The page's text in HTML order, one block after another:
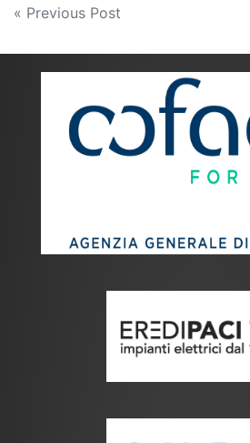
Navigazione
articoli
« Previous Post